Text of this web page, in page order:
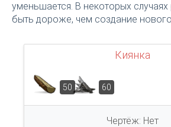
уменьшается. В некоторых
быть дороже, чем создание
Киянка
50 60
Чертёж: Нет